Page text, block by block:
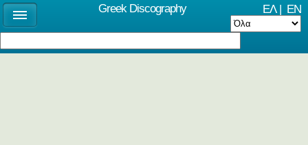
ΕΛ| EN
Greek Discography